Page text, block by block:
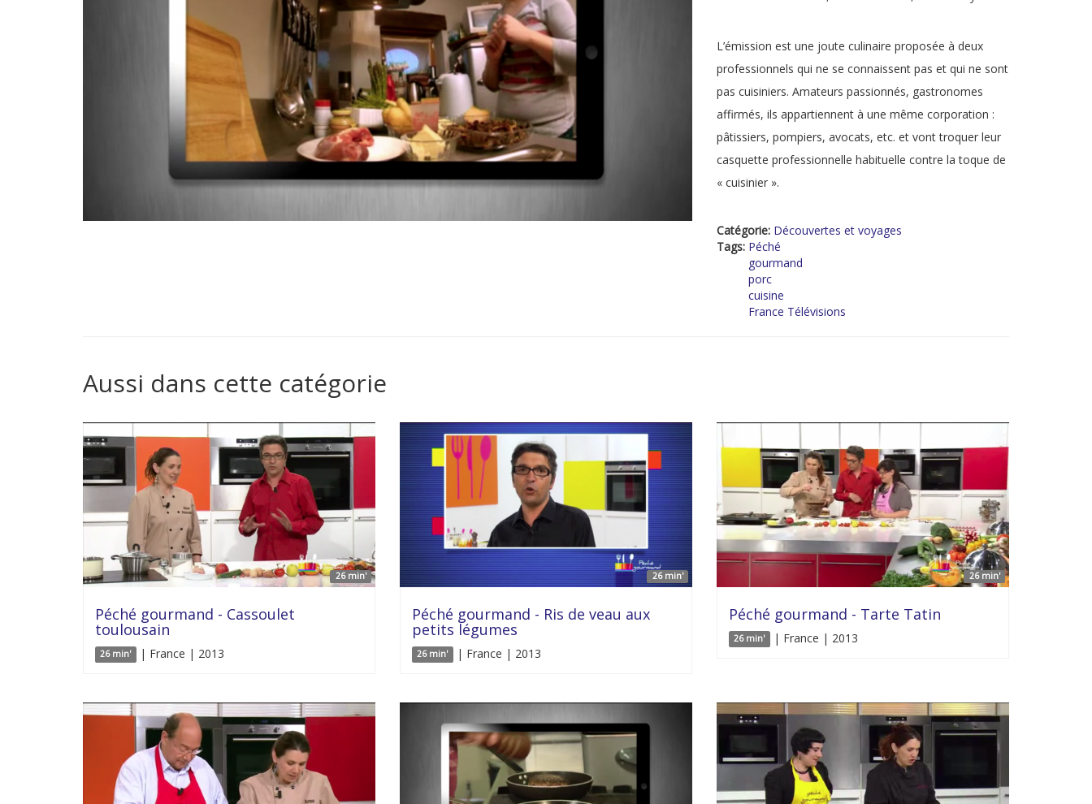
L’émission est une joute culinaire proposée à deux
professionnels qui ne se connaissent pas et qui ne sont
pas cuisiniers. Amateurs passionnés, gastronomes
affirmés, ils appartiennent à une même corporation :
pâtissiers, pompiers, avocats, etc. et vont troquer leur
casquette professionnelle habituelle contre la toque de
« cuisinier ».
Catégorie: Découvertes et voyages
Tags: Péché
gourmand
porc
cuisine
France Télévisions
Aussi dans cette catégorie
26 min'
Péché gourmand - Cassoulet
toulousain
26 min' | France | 2013
26 min'
Péché gourmand - Ris de veau aux
petits légumes
26 min' | France | 2013
26 min'
Péché gourmand - Tarte Tatin
26 min' | France | 2013